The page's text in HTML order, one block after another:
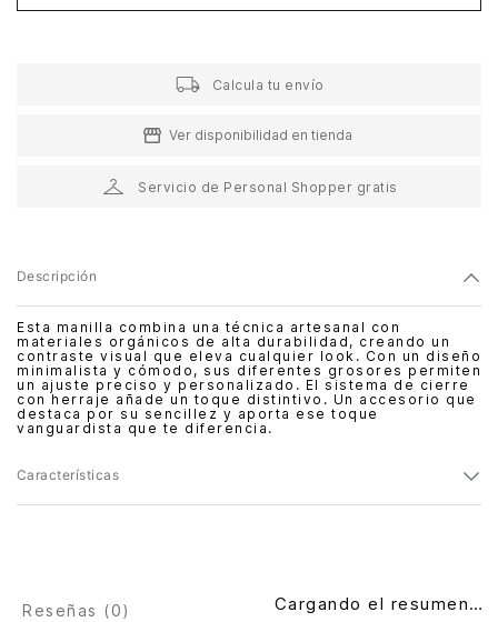
Calcula tu envío
Ver disponibilidad en tienda
Servicio de Personal Shopper gratis
Descripción
Esta manilla combina una técnica artesanal con
materiales orgánicos de alta durabilidad, creando un
contraste visual que eleva cualquier look. Con un diseño
minimalista y cómodo, sus diferentes grosores permiten
un ajuste preciso y personalizado. El sistema de cierre
con herraje añade un toque distintivo. Un accesorio que
destaca por su sencillez y aporta ese toque
vanguardista que te diferencia.
Características
Reseñas (0) Cargando el resumen…